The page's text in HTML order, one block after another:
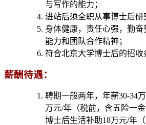
与写作的能力；
进站后须全职从事博士后研
身体健康，责任心强，勤
能力和团队合作精神；
符合北京大学博士后的招收
薪酬待遇：
聘期一般两年，年薪30-34
万元/年（税前，含五险一
博士后生活补助18万元/年（